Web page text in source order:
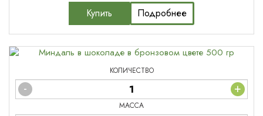
Купить Подробнее
КОЛИЧЕСТВО
- +
МАССА